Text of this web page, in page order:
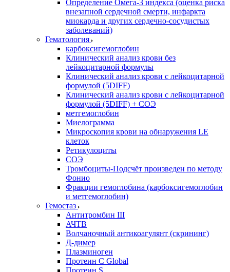
Определение Омега-3 индекса (оценка риска
внезапной сердечной смерти, инфаркта
миокарда и других сердечно-сосудистых
заболеваний)
Гематология
карбоксигемоглобин
Клинический анализ крови без
лейкоцитарной формулы
Клинический анализ крови с лейкоцитарной
формулой (5DIFF)
Клинический анализ крови с лейкоцитарной
формулой (5DIFF) + СОЭ
метгемоглобин
Миелограмма
Микроскопия крови на обнаружения LE
клеток
Ретикулоциты
СОЭ
Тромбоциты-Подсчёт произведен по методу
Фонио
Фракции гемоглобина (карбоксигемоглобин
и метгемоглобин)
Гемостаз
Антитромбин III
АЧТВ
Волчаночный антикоагулянт (скрининг)
Д-димер
Плазминоген
Протеин C Global
Протеин S